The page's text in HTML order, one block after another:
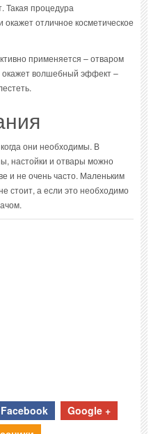
Такая процедура
отличное косметическое
применяется – отваром
волшебный эффект –
они необходимы. В
настойки и отвары можно
и не очень часто. Маленьким
стоит, а если это необходимо
Facebook
Google +